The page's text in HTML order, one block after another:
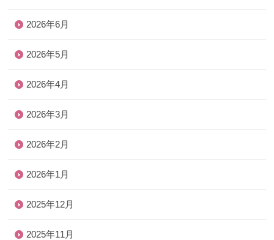
2026年6月
2026年5月
2026年4月
2026年3月
2026年2月
2026年1月
2025年12月
2025年11月